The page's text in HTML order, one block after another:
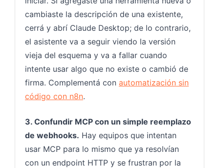
cambiaste la descripción de una existente,
cerrá y abrí Claude Desktop; de lo contrario,
el asistente va a seguir viendo la versión
vieja del esquema y va a fallar cuando
intente usar algo que no existe o cambió de
firma. Complementá con automatización sin
código con n8n.
3. Confundir MCP con un simple reemplazo
de webhooks. Hay equipos que intentan
usar MCP para lo mismo que ya resolvían
con un endpoint HTTP y se frustran por la